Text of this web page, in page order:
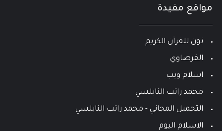
مواقع مفيدة
نون للقرآن الكريم
القرضاوي
اسلام ويب
محمد راتب النابلسي
التحميل المجاني - محمد راتب النابلسي
الاسلام اليوم